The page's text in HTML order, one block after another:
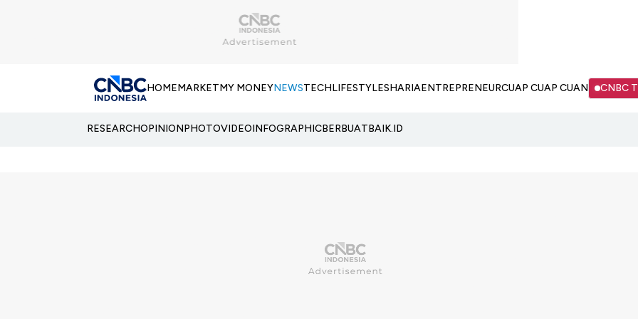
HOMEMARKETMY MONEYNEWSTECHLIFESTYLESHARIAENTREPRENEURCUAP CUAP CUAN CNBC
RESEARCHOPINIONPHOTOVIDEOINFOGRAPHICBERBUATBAIK.ID